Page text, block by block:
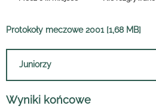
Protokoły meczowe 2001 [1,68 MB]
Juniorzy
Wyniki końcowe